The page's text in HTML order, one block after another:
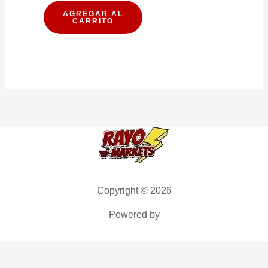
CON
GAS
AGREGAR AL
CARRITO
Copyright © 2026
Powered by